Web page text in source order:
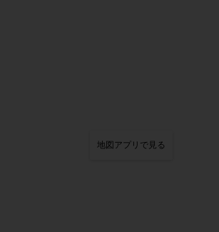
地図アプリで見る